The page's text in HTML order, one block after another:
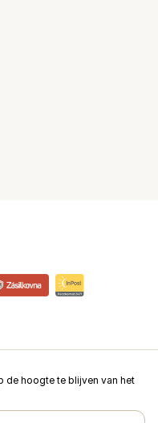
de hoogte te blijven van het